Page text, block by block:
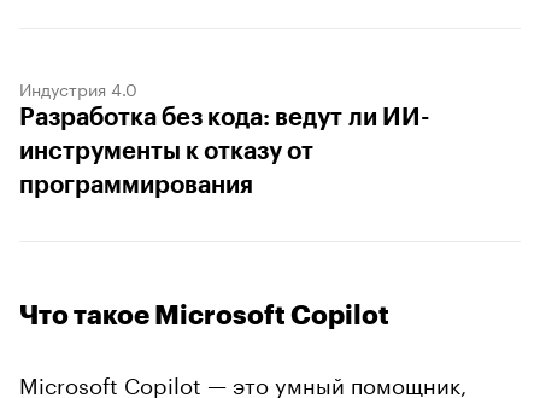
Индустрия 4.0
Разработка без кода: ведут ли ИИ-
инструменты к отказу от
программирования
Что такое Microsoft Copilot
Microsoft Copilot — это умный помощник